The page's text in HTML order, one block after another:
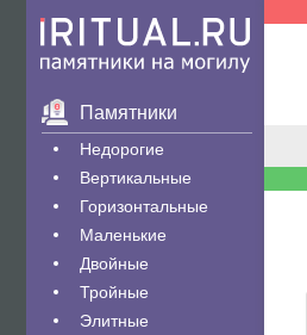
Памятники
Недорогие
Вертикальные
Горизонтальные
Маленькие
Двойные
Тройные
Элитные